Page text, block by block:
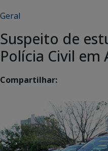
Geral
Suspeito de
Polícia Civil
Compartilhar: